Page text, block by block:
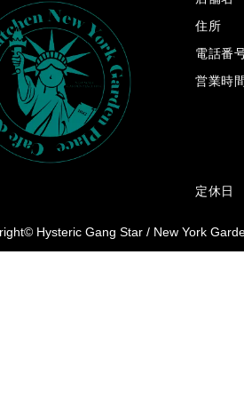
住所
電話番
営業時間
定休日
Hysteric Gang Star / New York